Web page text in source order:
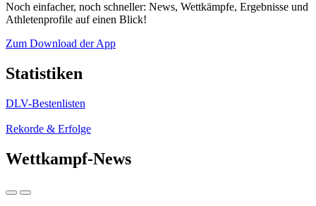
Noch einfacher, noch schneller: News, Wettkämpfe, Ergebnisse und
Athletenprofile auf einen Blick!
Zum Download der App
Statistiken
DLV-Bestenlisten
Rekorde & Erfolge
Wettkampf-News